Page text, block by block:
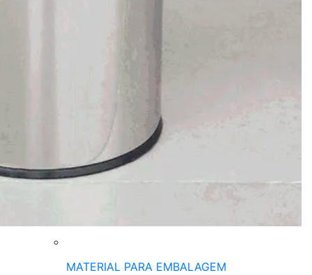
MATERIAL PARA EMBALAGEM